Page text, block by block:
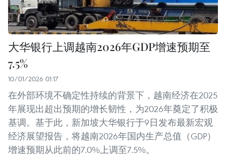
大华银行上调越南2026年GDP增速预期至
7.5%
10/01/2026 01:17
在外部环境不确定性持续的背景下，越南经济在2025
年展现出超出预期的增长韧性，为2026年奠定了积极
基调。基于此，新加坡大华银行于9日发布最新宏观
经济展望报告，将越南2026年国内生产总值（GDP）
增速预期从此前的7.0%上调至7.5%。